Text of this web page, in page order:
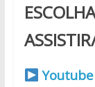
Youtube